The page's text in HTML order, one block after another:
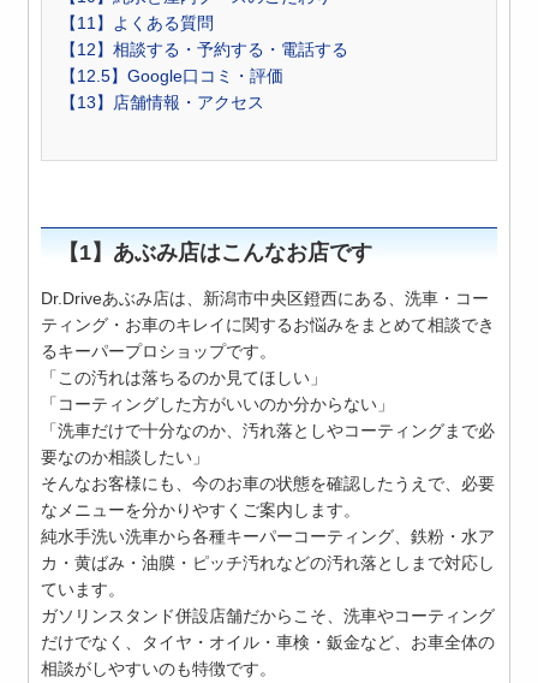
【11】よくある質問
【12】相談する・予約する・電話する
【12.5】Google口コミ・評価
【13】店舗情報・アクセス
【1】あぶみ店はこんなお店です
Dr.Driveあぶみ店は、新潟市中央区鐙西にある、洗車・コー
ティング・お車のキレイに関するお悩みをまとめて相談でき
るキーパープロショップです。
「この汚れは落ちるのか見てほしい」
「コーティングした方がいいのか分からない」
「洗車だけで十分なのか、汚れ落としやコーティングまで必
要なのか相談したい」
そんなお客様にも、今のお車の状態を確認したうえで、必要
なメニューを分かりやすくご案内します。
純水手洗い洗車から各種キーパーコーティング、鉄粉・水ア
カ・黄ばみ・油膜・ピッチ汚れなどの汚れ落としまで対応し
ています。
ガソリンスタンド併設店舗だからこそ、洗車やコーティング
だけでなく、タイヤ・オイル・車検・鈑金など、お車全体の
相談がしやすいのも特徴です。